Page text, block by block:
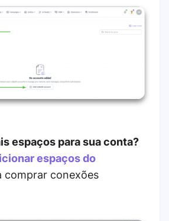
espaços para sua conta?
espaços do
comprar conexões